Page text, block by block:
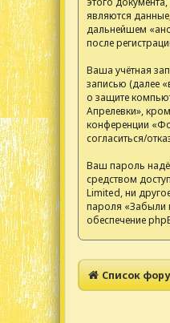
являются
дальнейшем
после
Ваша учётная
записью (далее
о защите
Апрелевки»,
конференции
согласиться/
Ваш пароль
средством
Limited, ни
пароля «Забыли
обеспечение
Список